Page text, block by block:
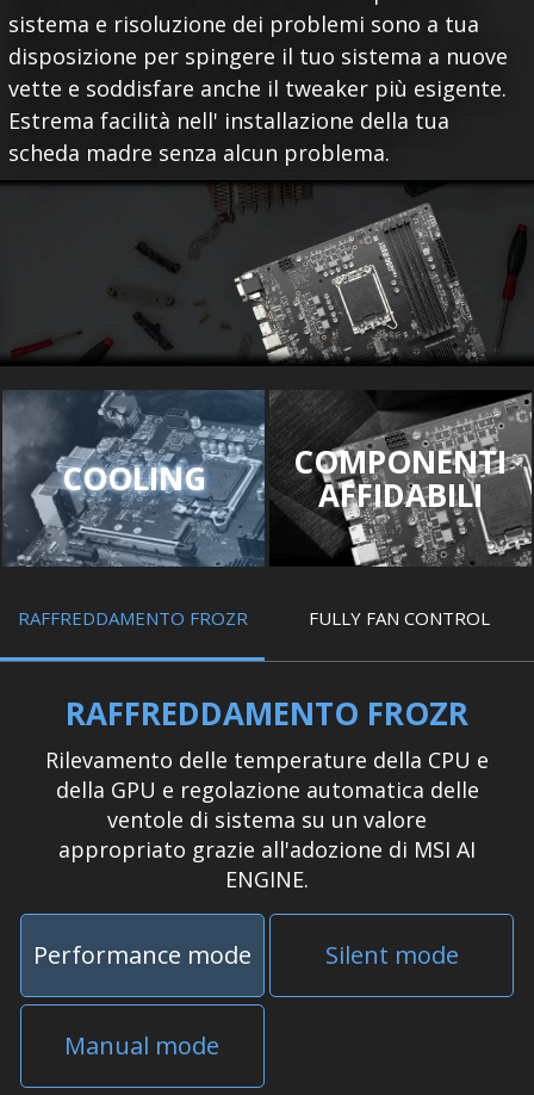
sistema e risoluzione dei problemi sono a tua
disposizione per spingere il tuo sistema a nuove
vette e soddisfare anche il tweaker più esigente.
Estrema facilità nell' installazione della tua
scheda madre senza alcun problema.
COOLING COMPONENTI
AFFIDABILI
RAFFREDDAMENTO FROZR FULLY FAN CONTROL
RAFFREDDAMENTO FROZR
Rilevamento delle temperature della CPU e
della GPU e regolazione automatica delle
ventole di sistema su un valore
appropriato grazie all'adozione di MSI AI
ENGINE.
Performance mode Silent mode
Manual mode